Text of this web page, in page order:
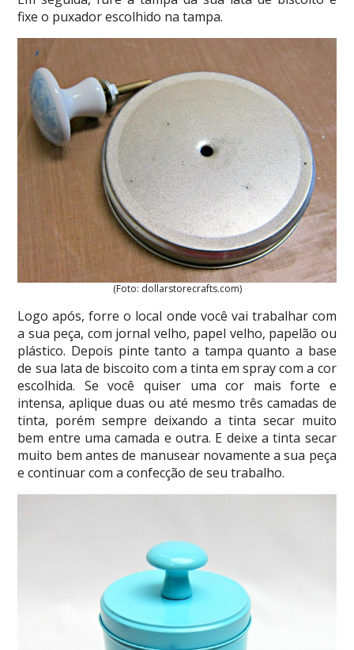
fixe o puxador escolhido na tampa.
(Foto: dollarstorecrafts.com)
Logo após, forre o local onde você vai trabalhar com
a sua peça, com jornal velho, papel velho, papelão ou
plástico. Depois pinte tanto a tampa quanto a base
de sua lata de biscoito com a tinta em spray com a cor
escolhida. Se você quiser uma cor mais forte e
intensa, aplique duas ou até mesmo três camadas de
tinta, porém sempre deixando a tinta secar muito
bem entre uma camada e outra. E deixe a tinta secar
muito bem antes de manusear novamente a sua peça
e continuar com a confecção de seu trabalho.